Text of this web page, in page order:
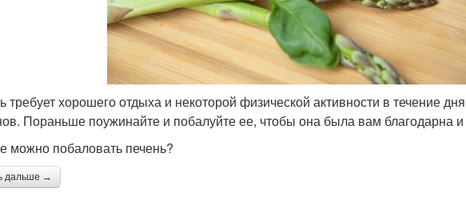
требует хорошего отдыха и некоторой физической активности в течение
Пораньше поужинайте и побалуйте ее, чтобы она была вам благодарна и
можно побаловать печень?
дальше →